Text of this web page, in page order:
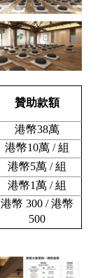
贊助款額
港幣38萬
港幣10萬 / 組
港幣5萬 / 組
港幣1萬 / 組
港幣 300 / 港幣
500